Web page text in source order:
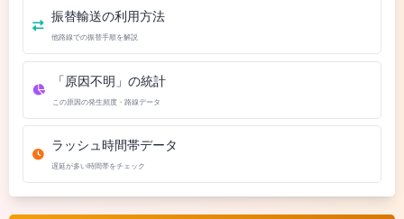
振替輸送の利用方法
他路線での振替手順を解説
「原因不明」の統計
この原因の発生頻度・路線データ
ラッシュ時間帯データ
遅延が多い時間帯をチェック